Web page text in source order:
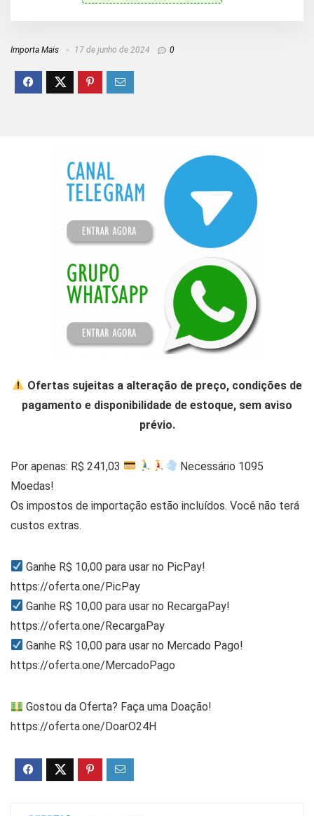
Importa Mais 17 de junho de 2024 0
Ofertas sujeitas a alteração de preço, condições de
pagamento e disponibilidade de estoque, sem aviso
prévio.
Por apenas: R$ 241,03
Necessário 1095
Moedas!
Os impostos de importação estão incluídos. Você não terá
custos extras.
Ganhe R$ 10,00 para usar no PicPay!
https://oferta.one/PicPay
Ganhe R$ 10,00 para usar no RecargaPay!
https://oferta.one/RecargaPay
Ganhe R$ 10,00 para usar no Mercado Pago!
https://oferta.one/MercadoPago
Gostou da Oferta? Faça uma Doação!
https://oferta.one/DoarO24H